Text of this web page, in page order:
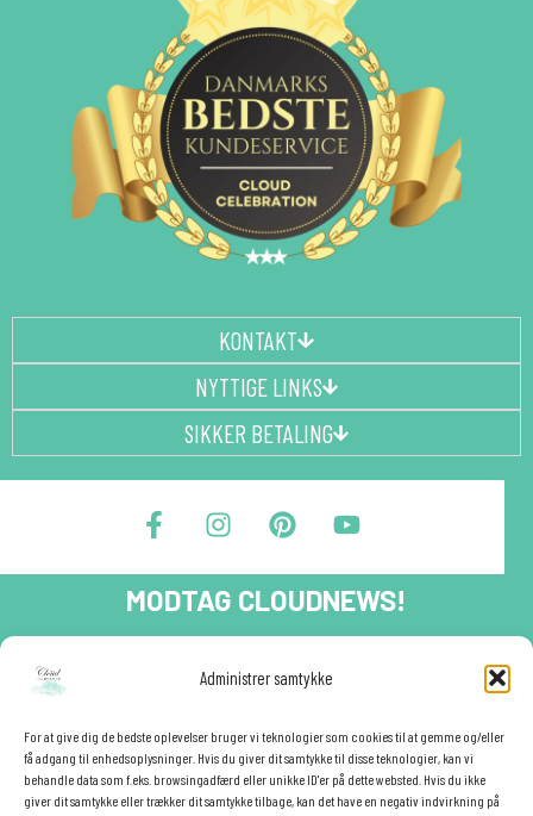
Administrer samtykke
For at give dig de bedste oplevelser bruger vi teknologier som cookies til at gemme og/eller
få adgang til enhedsoplysninger. Hvis du giver dit samtykke til disse teknologier, kan vi
behandle data som f.eks. browsingadfærd eller unikke ID'er på dette websted. Hvis du ikke
giver dit samtykke eller trækker dit samtykke tilbage, kan det have en negativ indvirkning på
KONTAKT
NYTTIGE LINKS
SIKKER BETALING
a
c
e
b
o
f
n
s
t
a
g
a
i
n
t
e
r
s
o
t
u
b
MODTAG CLOUDNEWS!
festinspiration direkte i din indbakke.🎉
Fornavn